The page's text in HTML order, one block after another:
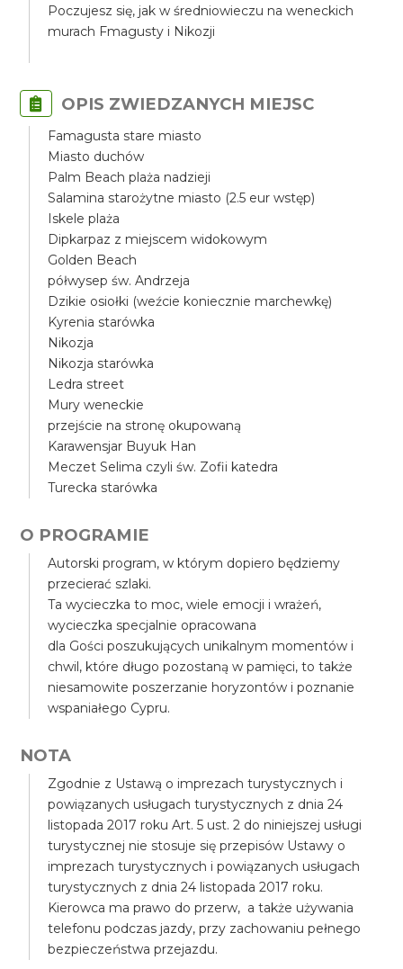
Poczujesz się, jak w średniowieczu na weneckich
murach Fmagusty i Nikozji
OPIS ZWIEDZANYCH MIEJSC
Famagusta stare miasto
Miasto duchów
Palm Beach plaża nadzieji
Salamina starożytne miasto (2.5 eur wstęp)
Iskele plaża
Dipkarpaz z miejscem widokowym
Golden Beach
półwysep św. Andrzeja
Dzikie osiołki (weźcie koniecznie marchewkę)
Kyrenia starówka
Nikozja
Nikozja starówka
Ledra street
Mury weneckie
przejście na stronę okupowaną
Karawensjar Buyuk Han
Meczet Selima czyli św. Zofii katedra
Turecka starówka
O PROGRAMIE
Autorski program, w którym dopiero będziemy
przecierać szlaki.
Ta wycieczka to moc, wiele emocji i wrażeń,
wycieczka specjalnie opracowana
dla Gości poszukujących unikalnym momentów i
chwil, które długo pozostaną w pamięci, to także
niesamowite poszerzanie horyzontów i poznanie
wspaniałego Cypru.
NOTA
Zgodnie z Ustawą o imprezach turystycznych i
powiązanych usługach turystycznych z dnia 24
listopada 2017 roku Art. 5 ust. 2 do niniejszej usługi
turystycznej nie stosuje się przepisów Ustawy o
imprezach turystycznych i powiązanych usługach
turystycznych z dnia 24 listopada 2017 roku.
Kierowca ma prawo do przerw, a także używania
telefonu podczas jazdy, przy zachowaniu pełnego
bezpieczeństwa przejazdu.